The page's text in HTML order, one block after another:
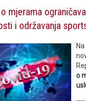
mjerama
i održavanja
o